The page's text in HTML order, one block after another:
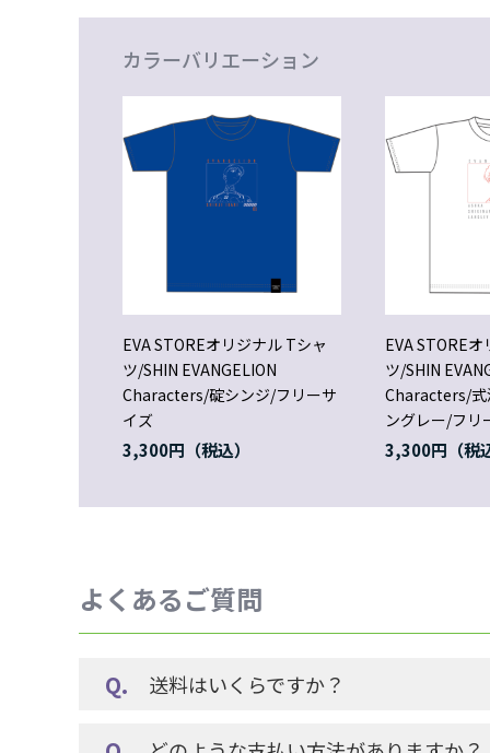
カラーバリエーション
EVA STOREオリジナル Tシャ
ツ/SHIN EVANGELION
Characters/碇シンジ/フリーサ
イズ
3,300円
EVA STORE
ツ/SHIN
Characters/式
ングレー/フリ
3,300円
よくあるご質問
送料はいくらですか？